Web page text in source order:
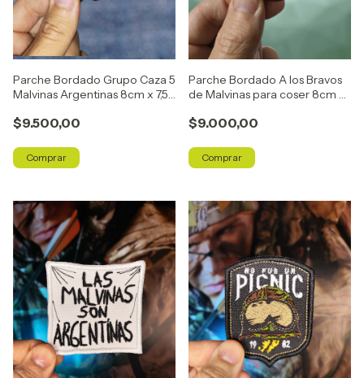
Parche Bordado Grupo Caza 5
Malvinas Argentinas 8cm x 7,5
$9.500,00
Parche Bordado A los Bravos
de Malvinas para coser 8cm x
$9.000,00